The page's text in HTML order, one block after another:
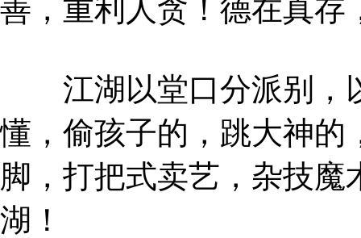
善，重利人贪！德在真存
江湖以堂口分派别，
懂，偷孩子的，跳大神的
脚，打把式卖艺，杂技
湖！